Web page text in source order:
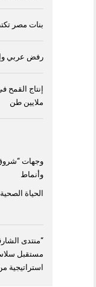
بنات مصر
رفض عربي
ملايين طن
وجهات
وأنماط
الحياة
مستقبل
استراتيجية